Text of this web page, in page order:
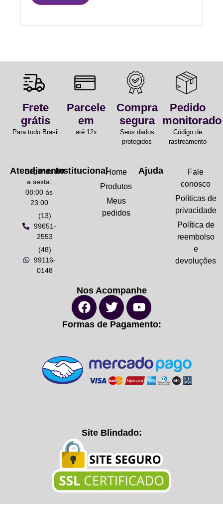
Frete
grátis
Para todo Brasil
Parcele
em
até 12x
Compra
segura
Seus dados
protegidos
Pedido
monitorado
Código de
rastreamento
Atendimento
Segunda
a sexta:
08:00 ás
23:00
(13)
99651-
2553
(48)
99116-
0148
InstitucionalHome
Produtos
Meus
pedidos
Ajuda
Fale
conosco
Políticas de
privacidade
Política de
reembolso
e
devoluções
Nos Acompanhe
Formas de Pagamento:
Site Blindado: